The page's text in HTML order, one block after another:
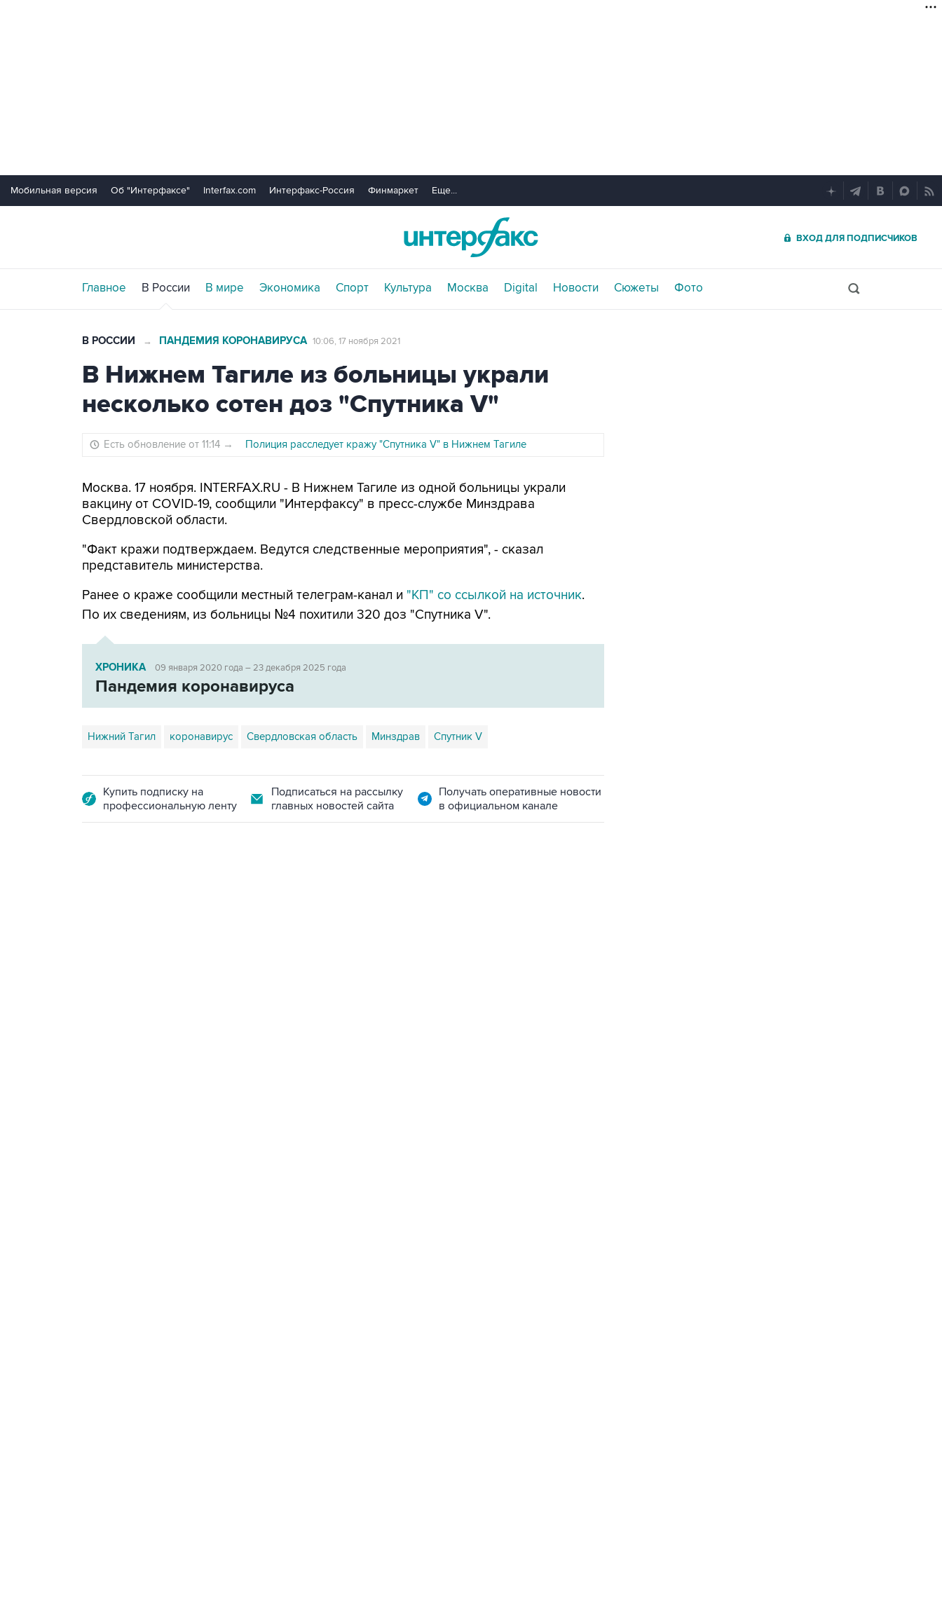
Мобильная версия Об "Интерфаксе" Interfax.com Интерфакс-Россия Финмаркет Еще...
ВХОД ДЛЯ ПОДПИСЧИКОВ
Главное В России В мире Экономика Спорт Культура Москва Digital Новости Сюжеты Фото
В РОССИИ → ПАНДЕМИЯ КОРОНАВИРУСА 10:06, 17 ноября 2021
В Нижнем Тагиле из больницы украли
несколько сотен доз "Спутника V"
Есть обновление от 11:14 → Полиция расследует кражу "Спутника V" в Нижнем Тагиле
Москва. 17 ноября. INTERFAX.RU - В Нижнем Тагиле из одной больницы украли
вакцину от COVID-19, сообщили "Интерфаксу" в пресс-службе Минздрава
Свердловской области.
"Факт кражи подтверждаем. Ведутся следственные мероприятия", - сказал
представитель министерства.
Ранее о краже сообщили местный телеграм-канал и "КП" со ссылкой на источник.
По их сведениям, из больницы №4 похитили 320 доз "Спутника V".
ХРОНИКА 09 января 2020 года – 23 декабря 2025 года
Пандемия коронавируса
Нижний Тагил коронавирус Свердловская область Минздрав Спутник V
Купить подписку на
профессиональную ленту
Подписаться на рассылку
главных новостей сайта
Получать оперативные новости
в официальном канале